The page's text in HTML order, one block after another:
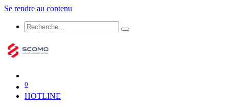
Se rendre au contenu
0
HOTLINE